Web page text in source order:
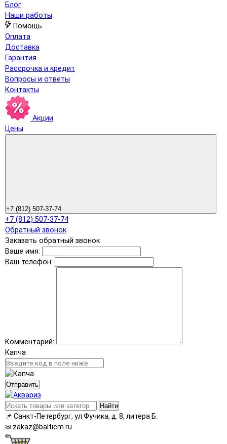
Блог
Наши работы
Помощь
Оплата
Доставка
Гарантия
Рассрочка и кредит
Вопросы и ответы
Контакты
Акции
Цены
+7 (812) 507-37-74
+7 (812) 507-37-74
Обратный звонок
Заказать обратный звонок
Ваше имя:
Ваш телефон:
Комментарий:
Капча
Отправить
Найти
📌 Санкт-Петербург, ул Фучика, д. 8, литера Б.
✉ zakaz@balticm.ru